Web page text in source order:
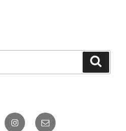
Instagramメ